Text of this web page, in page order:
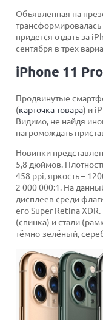
Объявленная на
придется отдать за
сентября в трех
iPhone 11
Продвинутые
(карточка товара) и
Видимо, не найдя
нагромождать
Новинки
5,8 дюймов.
458 ppi, яркость –
2 000 000:1. На
дисплеев среди
его Super Retina
(спинка) и стали
тёмно-зелёный,